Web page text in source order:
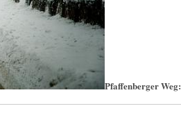
Pfaffenberger Weg: